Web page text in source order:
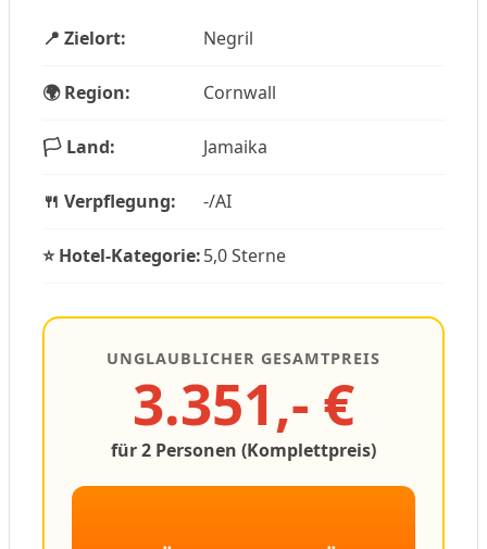
📍 Zielort: Negril
🌍 Region: Cornwall
🏳️ Land: Jamaika
🍴 Verpflegung: -/AI
⭐ Hotel-Kategorie:5,0 Sterne
UNGLAUBLICHER GESAMTPREIS
3.351,- €
für 2 Personen (Komplettpreis)